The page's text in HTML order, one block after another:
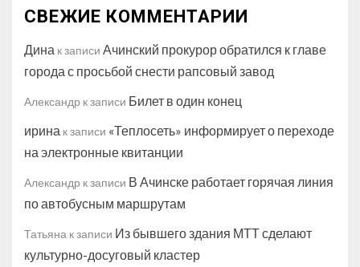
СВЕЖИЕ КОММЕНТАРИИ
Дина к записи Ачинский прокурор обратился к главе
города с просьбой снести рапсовый завод
Александр к записи Билет в один конец
ирина к записи «Теплосеть» информирует о переходе
на электронные квитанции
Александр к записи В Ачинске работает горячая линия
по автобусным маршрутам
Татьяна к записи Из бывшего здания МТТ сделают
культурно-досуговый кластер